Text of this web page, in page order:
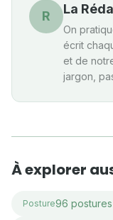
R La
On
écrit
et de
jargon,
À explorer
Posture96